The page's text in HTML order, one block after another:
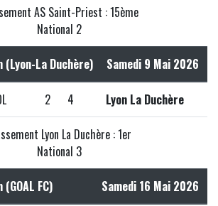
AS Saint-Priest : 15ème
National 2
(Lyon-La Duchère) Samedi 9 Mai 2026
2 4 Lyon La Duchère
Lyon La Duchère : 1er
National 3
FC) Samedi 16 Mai 2026